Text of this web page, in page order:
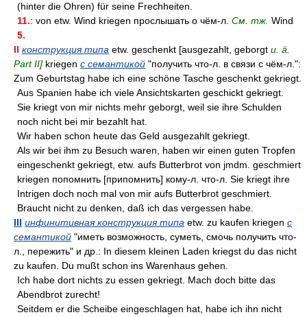
(hinter die Ohren) für seine Frechheiten.
11.: von etw. Wind kriegen прослышать о чём-л. См. тж. Wind
5.
II конструкция типа etw. geschenkt [ausgezahlt, geborgt u. ä.
Part II] kriegen с семантикой "получить что-л. в связи с чём-л.":
Zum Geburtstag habe ich eine schöne Tasche geschenkt gekriegt.
Aus Spanien habe ich viele Ansichtskarten geschickt gekriegt.
Sie kriegt von mir nichts mehr geborgt, weil sie ihre Schulden
noch nicht bei mir bezahlt hat.
Wir haben schon heute das Geld ausgezahlt gekriegt.
Als wir bei ihm zu Besuch waren, haben wir einen guten Tropfen
eingeschenkt gekriegt, etw. aufs Butterbrot von jmdm. geschmiert
kriegen попомнить [припомнить] кому-л. что-л. Sie kriegt ihre
Intrigen doch noch mal von mir aufs Butterbrot geschmiert.
Braucht nicht zu denken, daß ich das vergessen habe.
III инфинитивная конструкция типа etw. zu kaufen kriegen с
семантикой "иметь возможность, суметь, смочь получить что-
л., пережить" и др.: In diesem kleinen Laden kriegst du das nicht
zu kaufen. Du mußt schon ins Warenhaus gehen.
Ich habe dort nichts zu essen gekriegt. Mach doch bitte das
Abendbrot zurecht!
Seitdem er die Scheibe eingeschlagen hat, habe ich ihn nicht